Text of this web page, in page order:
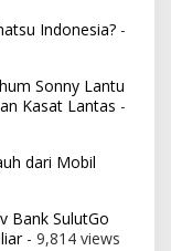
Indonesia? -
Sonny Lantu
Kasat Lantas -
dari Mobil
Bank SulutGo
- 9,814 views